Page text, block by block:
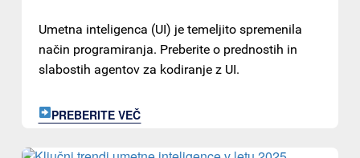
Umetna inteligenca (UI) je temeljito spremenila
način programiranja. Preberite o prednostih in
slabostih agentov za kodiranje z UI.
PREBERITE VEČ